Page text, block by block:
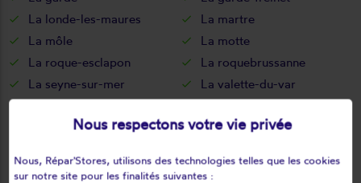
La londe-les-maures
La martre
La môle
La motte
La roque-esclapon
La roquebrussanne
La seyne-sur-mer
La valette-du-var
Le bourguet
Le cannet-des-maures
Le luc
Le muy
Nous respectons votre vie privée
Nous, Répar'Stores, utilisons des technologies telles que les cookies
sur notre site pour les finalités suivantes :